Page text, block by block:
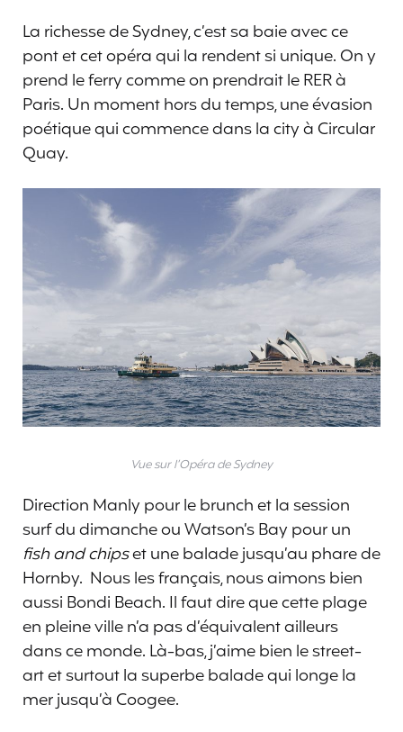
La richesse de Sydney, c’est sa baie avec ce
pont et cet opéra qui la rendent si unique. On y
prend le ferry comme on prendrait le RER à
Paris. Un moment hors du temps, une évasion
poétique qui commence dans la city à Circular
Quay.
Vue sur l’Opéra de Sydney
Direction Manly pour le brunch et la session
surf du dimanche ou Watson’s Bay pour un
fish and chipset une balade jusqu’au phare de
Hornby. Nous les français, nous aimons bien
aussi Bondi Beach. Il faut dire que cette plage
en pleine ville n’a pas d’équivalent ailleurs
dans ce monde. Là-bas, j’aime bien le street-
art et surtout la superbe balade qui longe la
mer jusqu’à Coogee.